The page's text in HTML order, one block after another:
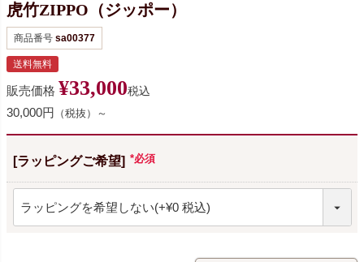
虎竹ZIPPO（ジッポー）
商品番号 sa00377
送料無料
販売価格 ¥33,000税込
30,000円 （税抜）～
[ラッピングご希望]
(必須)